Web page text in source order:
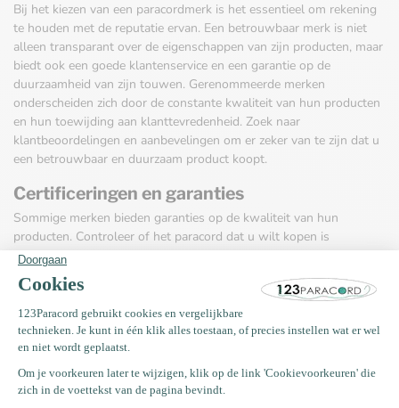
Bij het kiezen van een paracordmerk is het essentieel om rekening
te houden met de reputatie ervan. Een betrouwbaar merk is niet
alleen transparant over de eigenschappen van zijn producten, maar
biedt ook een goede klantenservice en een garantie op de
duurzaamheid van zijn touwen. Gerenommeerde merken
onderscheiden zich door de constante kwaliteit van hun producten
en hun toewijding aan klanttevredenheid. Zoek naar
klantbeoordelingen en aanbevelingen om er zeker van te zijn dat u
een betrouwbaar en duurzaam product koopt.
Certificeringen en garanties
Sommige merken bieden garanties op de kwaliteit van hun
producten. Controleer of het paracord dat u wilt kopen is
gecertificeerd volgens erkende kwaliteitsnormen. Een gecertificeerd
paracord kan bijvoorbeeld garanderen dat het voldoet aan strenge
criteria op het gebied van sterkte en veiligheid. Door te kiezen voor
gecertificeerde producten bent u verzekerd van betrouwbaar
materiaal voor uw projecten.
Selectiecriteria voor online winkels
Het vinden van de juiste online winkel is net zo belangrijk als het